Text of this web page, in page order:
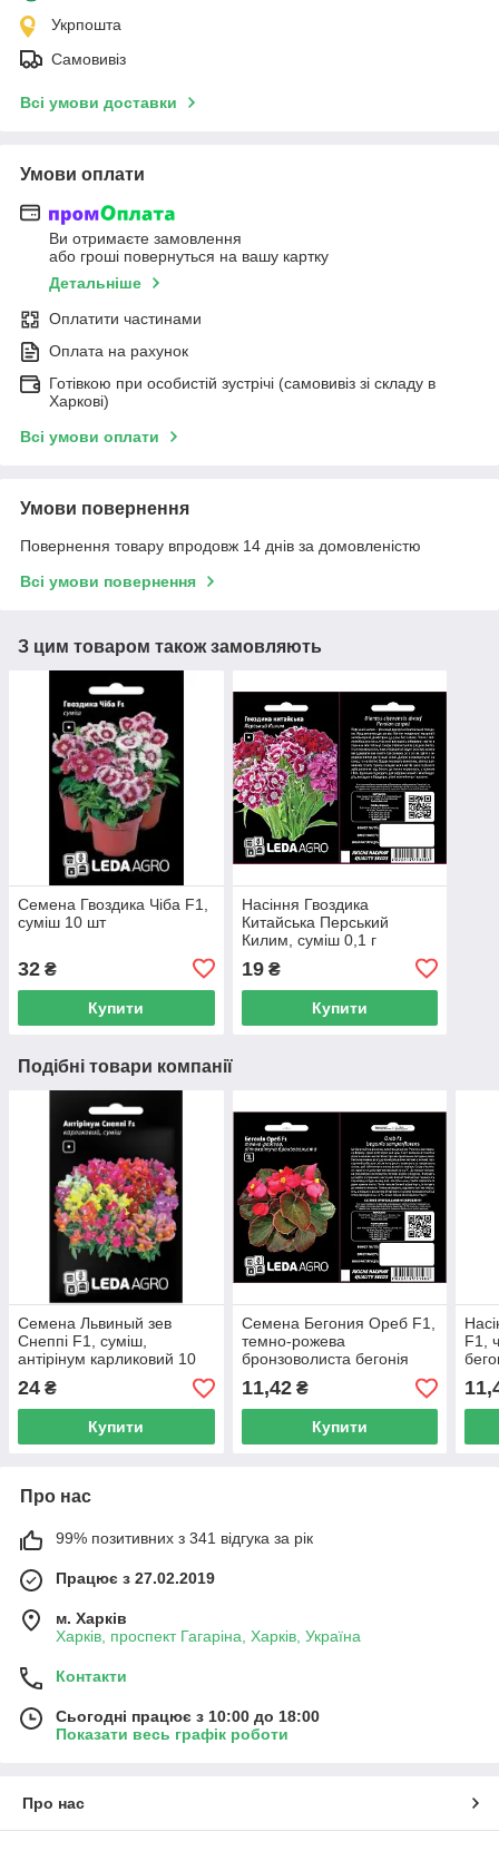
Укрпошта
Самовивіз
Всі умови доставки
Умови оплати
Ви отримаєте замовлення
або гроші повернуться на вашу картку
Детальніше
Оплатити частинами
Оплата на рахунок
Готівкою при особистій зустрічі (самовивіз зі складу в
Харкові)
Всі умови оплати
Умови повернення
Повернення товару впродовж 14 днів за домовленістю
Всі умови повернення
З цим товаром також замовляють
Семена Гвоздика Чіба F1,
суміш 10 шт
32 ₴
Купити
Насіння Гвоздика
Китайська Перський
Килим, суміш 0,1 г
19₴
Купити
Подібні товари компанії
Семена Львиный зев
Снеппі F1, суміш,
антірінум карликовий 10
шт
24 ₴
Купити
Семена Бегония Ореб F1,
темно-рожева
бронзоволиста бегонія
10шт
11,42₴
Купити
F1,
Про нас
99% позитивних з 341 відгука за рік
Працює з 27.02.2019
м. Харків
Харків, проспект Гагаріна, Харків, Україна
Контакти
Сьогодні працює з 10:00 до 18:00
Показати весь графік роботи
Про нас